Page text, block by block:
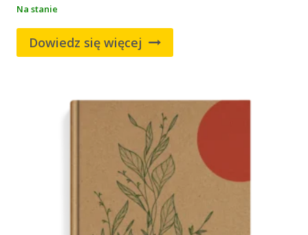
Na stanie
Dowiedz się więcej